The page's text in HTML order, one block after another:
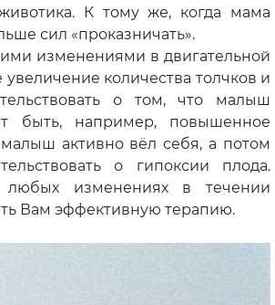
К тому же, когда мама
сил «проказничать».
изменениями в двигательной
количества толчков и
о том, что малыш
быть, например, повышенное
активно вёл себя, а потом
о гипоксии плода.
изменениях в течении
Вам эффективную терапию.